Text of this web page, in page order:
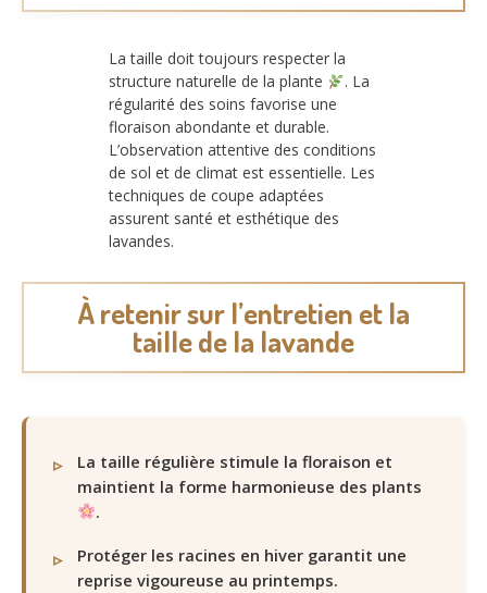
La taille doit toujours respecter la
structure naturelle de la plante
. La
régularité des soins favorise une
floraison abondante et durable.
L’observation attentive des conditions
de sol et de climat est essentielle. Les
techniques de coupe adaptées
assurent santé et esthétique des
lavandes.
À retenir sur l’entretien et la
taille de la lavande
La taille régulière stimule la floraison et
maintient la forme harmonieuse des plants
.
Protéger les racines en hiver garantit une
reprise vigoureuse au printemps.